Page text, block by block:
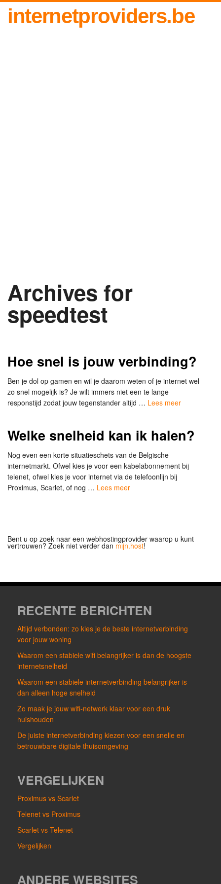
internetproviders.be
Archives for
speedtest
Hoe snel is jouw verbinding?
Ben je dol op gamen en wil je daarom weten of je internet wel
zo snel mogelijk is? Je wilt immers niet een te lange
responstijd zodat jouw tegenstander altijd … Lees meer
Welke snelheid kan ik halen?
Nog even een korte situatieschets van de Belgische
internetmarkt. Ofwel kies je voor een kabelabonnement bij
telenet, ofwel kies je voor internet via de telefoonlijn bij
Proximus, Scarlet, of nog … Lees meer
Bent u op zoek naar een webhostingprovider waarop u kunt
vertrouwen? Zoek niet verder dan mijn.host!
RECENTE BERICHTEN
Altijd verbonden: zo kies je de beste internetverbinding
voor jouw woning
Waarom een stabiele wifi belangrijker is dan de hoogste
internetsnelheid
Waarom een stabiele internetverbinding belangrijker is
dan alleen hoge snelheid
Zo maak je jouw wifi-netwerk klaar voor een druk
huishouden
De juiste internetverbinding kiezen voor een snelle en
betrouwbare digitale thuisomgeving
VERGELIJKEN
Proximus vs Scarlet
Telenet vs Proximus
Scarlet vs Telenet
Vergelijken
ANDERE WEBSITES